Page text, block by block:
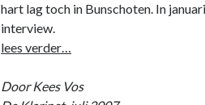
hart lag toch in Bunschoten. In
interview.
lees verder…
Door Kees Vos